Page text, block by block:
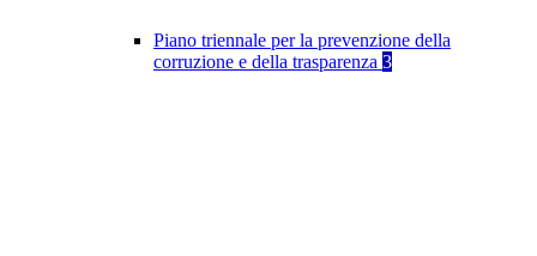
Piano triennale per la prevenzione della
corruzione e della trasparenza 3